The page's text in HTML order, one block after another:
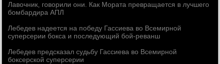
Лавочник, говорили они. Как Мората превращается в лучшего
бомбардира АПЛ
Лебедев надеется на победу Гассиева во Всемирной
суперсерии бокса и последующий бой-реванш
Лебедев предсказал судьбу Гассиева во Всемирной
боксерской суперсерии